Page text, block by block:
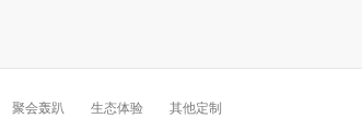
聚会轰趴 生态体验 其他定制